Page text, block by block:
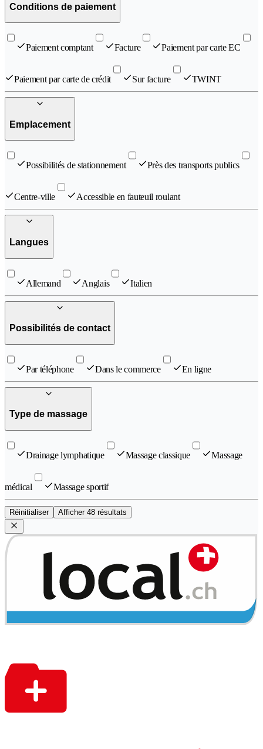
Conditions de paiement
Paiement comptant Facture Paiement par carte EC
Paiement par carte de crédit Sur facture TWINT
Emplacement
Possibilités de stationnement Près des transports publics
Centre-ville Accessible en fauteuil roulant
Langues
Allemand Anglais Italien
Possibilités de contact
Par téléphone Dans le commerce En ligne
Type de massage
Drainage lymphatique Massage classique Massage
médical Massage sportif
Réinitialiser Afficher 48 résultats